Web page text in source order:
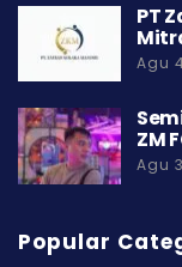
PT
Agu
ZM
Agu
Popular